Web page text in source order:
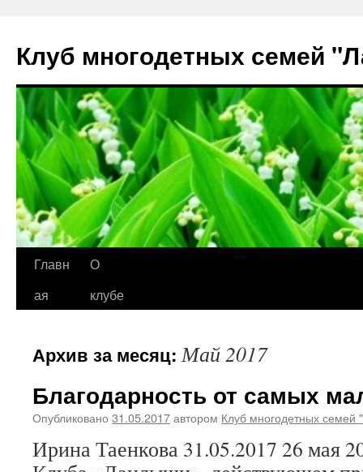
Клуб многодетных семей
Перейти
Главн
ая
О
клубе
Архив за месяц:Май 2017
Благодарность от самых
Опубликовано 31.05.2017автором Клуб многодетных
Ирина Таенкова 31.05.2017 26 мая